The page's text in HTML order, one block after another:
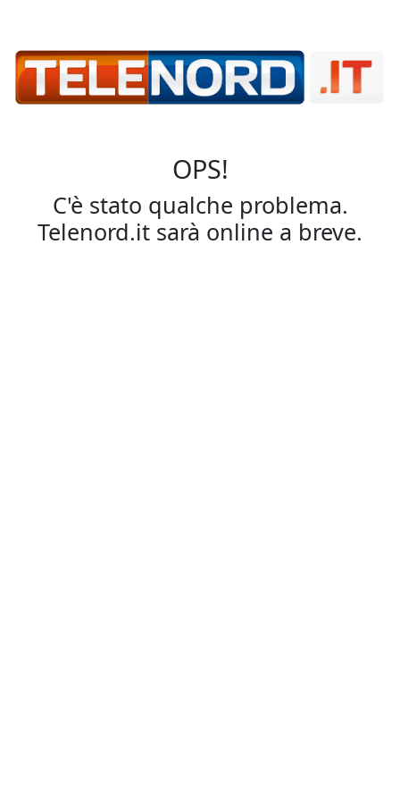
OPS!
C'è stato qualche problema.
Telenord.it sarà online a breve.